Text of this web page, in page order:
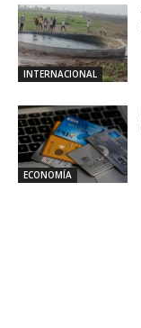
INTERNACIONAL
ECONOMÍA